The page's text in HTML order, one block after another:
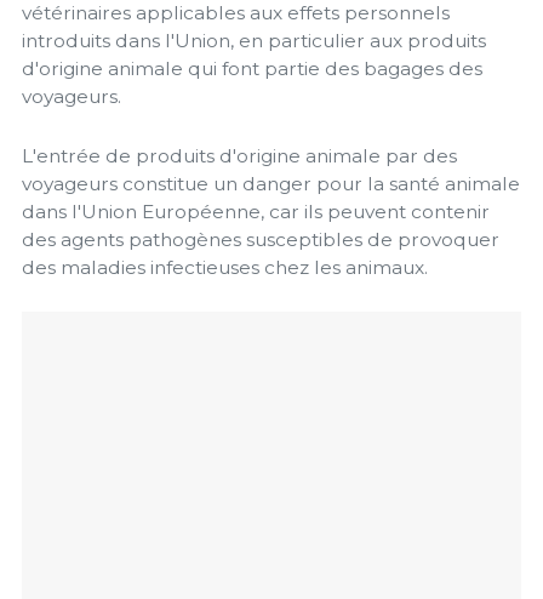
vétérinaires applicables aux effets personnels
introduits dans l'Union, en particulier aux produits
d'origine animale qui font partie des bagages des
voyageurs.
L'entrée de produits d'origine animale par des
voyageurs constitue un danger pour la santé animale
dans l'Union Européenne, car ils peuvent contenir
des agents pathogènes susceptibles de provoquer
des maladies infectieuses chez les animaux.